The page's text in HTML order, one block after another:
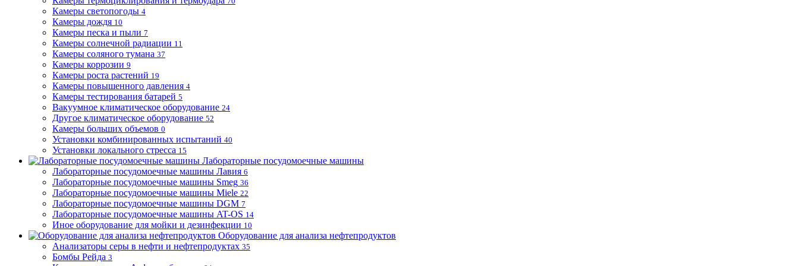
Камеры светопогоды 4
Камеры дождя 10
Камеры песка и пыли 7
Камеры солнечной радиации 11
Камеры соляного тумана 37
Камеры коррозии 9
Камеры роста растений 19
Камеры повышенного давления 4
Камеры тестирования батарей 5
Вакуумное климатическое оборудование 24
Другое климатическое оборудование 52
Камеры больших объемов 0
Установки комбинированных испытаний 40
Установки локального стресса 15
Лабораторные посудомоечные машины
Лабораторные посудомоечные машины Лавия 6
Лабораторные посудомоечные машины Smeg 36
Лабораторные посудомоечные машины Miele 22
Лабораторные посудомоечные машины DGM 7
Лабораторные посудомоечные машины AT-OS 14
Иное оборудование для мойки и дезинфекции 10
Оборудование для анализа нефтепродуктов
Анализаторы серы в нефти и нефтепродуктах 35
Бомбы Рейда 3